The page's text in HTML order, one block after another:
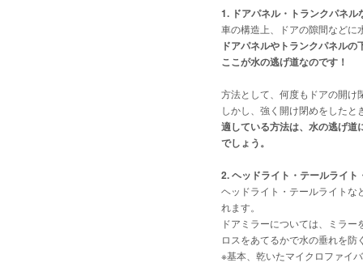
1. ドアパネル・トランクパネル
車の構造上、ドアの隙間などに
ドアパネルやトランクパネル
ここが水の逃げ道なのです！
方法として、何度もドアの開け
しかし、強く開け閉めをした
適している方法は、水の逃げ道
でしょう。
2. ヘッドライト・テールライト
ヘッドライト・テールライトな
れます。
ドアミラーについては、ミラ
ロスをあてるかで水の垂れを防
※基本、乾いたマイクロファイ